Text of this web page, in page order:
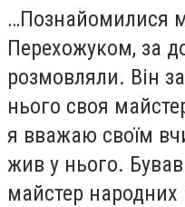
…Познайомилися
Перехожуком, за
розмовляли. Він
нього своя
я вважаю своїм
жив у нього.
майстер народних